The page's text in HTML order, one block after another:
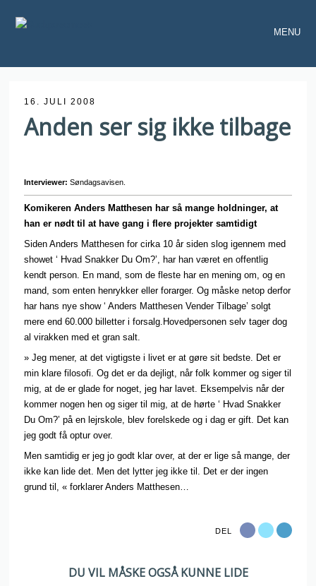
MENU
16. JULI 2008
Anden ser sig ikke tilbage
Interviewer: Søndagsavisen.
Komikeren Anders Matthesen har så mange holdninger, at
han er nødt til at have gang i flere projekter samtidigt
Siden Anders Matthesen for cirka 10 år siden slog igennem med
showet ‘ Hvad Snakker Du Om?’, har han været en offentlig
kendt person. En mand, som de fleste har en mening om, og en
mand, som enten henrykker eller forarger. Og måske netop derfor
har hans nye show ‘ Anders Matthesen Vender Tilbage’ solgt
mere end 60.000 billetter i forsalg.Hovedpersonen selv tager dog
al virakken med et gran salt.
» Jeg mener, at det vigtigste i livet er at gøre sit bedste. Det er
min klare filosofi. Og det er da dejligt, når folk kommer og siger til
mig, at de er glade for noget, jeg har lavet. Eksempelvis når der
kommer nogen hen og siger til mig, at de hørte ‘ Hvad Snakker
Du Om?’ på en lejrskole, blev forelskede og i dag er gift. Det kan
jeg godt få optur over.
Men samtidig er jeg jo godt klar over, at der er lige så mange, der
ikke kan lide det. Men det lytter jeg ikke til. Det er der ingen
grund til, « forklarer Anders Matthesen…
DEL
DU VIL MÅSKE OGSÅ KUNNE LIDE